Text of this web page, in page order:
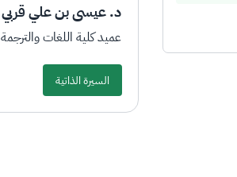
د. عيسى بن علي قربي
عميد كلية اللغات والترجمة
السيرة الذاتية